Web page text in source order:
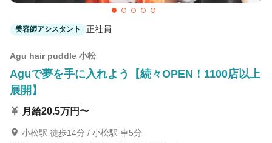
詳細条件
美容師アシスタント 正社員
Agu hair puddle 小松
Aguで夢を手に入れよう【続々OPEN！1100店以上
展開】
月給20.5万円〜
小松駅 徒歩14分 / 小松駅 車5分